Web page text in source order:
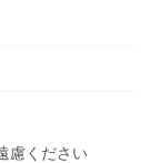
慮ください